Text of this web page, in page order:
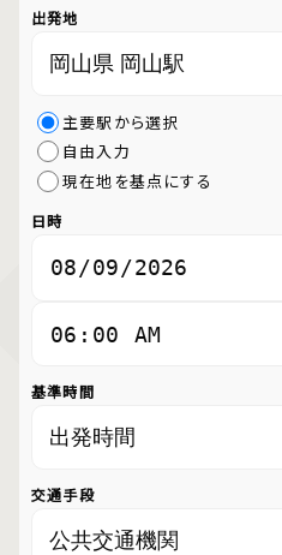
出発地
主要駅から選択
自由入力
現在地を基点にする
日時
基準時間
交通手段